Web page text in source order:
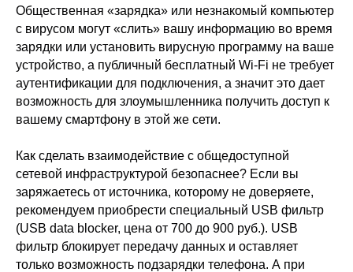
Общественная «зарядка» или незнакомый компьютер
с вирусом могут «слить» вашу информацию во время
зарядки или установить вирусную программу на ваше
устройство, а публичный бесплатный Wi-Fi не требует
аутентификации для подключения, а значит это дает
возможность для злоумышленника получить доступ к
вашему смартфону в этой же сети.
Как сделать взаимодействие с общедоступной
сетевой инфраструктурой безопаснее? Если вы
заряжаетесь от источника, которому не доверяете,
рекомендуем приобрести специальный USB фильтр
(USB data blocker, цена от 700 до 900 руб.). USB
фильтр блокирует передачу данных и оставляет
только возможность подзарядки телефона. А при